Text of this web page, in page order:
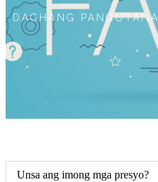
DAGHANG PANGUTANA
Unsa ang imong mga presyo?